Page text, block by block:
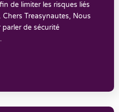
de limiter les risques liés
Treasynautes, Nous
parler de sécurité